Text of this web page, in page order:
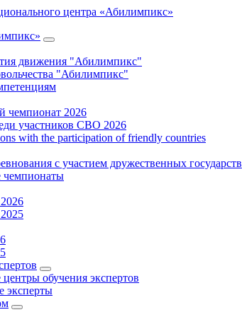
движения "Абилимпикс"
"Абилимпикс"
чемпионат 2026
участников СВО 2026
with the participation of friendly countries
с участием дружественных государств
чемпионаты
обучения экспертов
эксперты